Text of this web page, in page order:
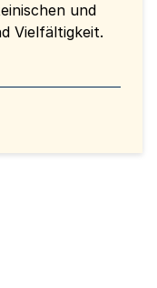
und
Vielfältigkeit.